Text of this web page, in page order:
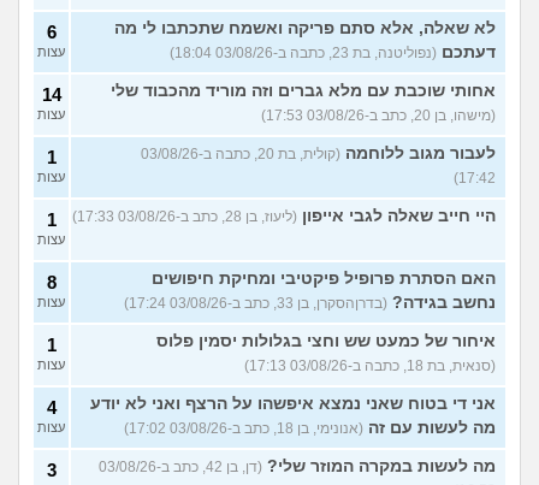
לא שאלה, אלא סתם פריקה ואשמח שתכתבו לי מה
דעתכם (נפוליטנה, בת 23, כתבה ב-03/08/26 18:04)
6
עצות
אחותי שוכבת עם מלא גברים וזה מוריד מהכבוד שלי
(מישהו, בן 20, כתב ב-03/08/26 17:53)
14
עצות
לעבור מגוב ללוחמה
(קולית, בת 20, כתבה ב-03/08/26
17:42)
1
עצות
היי חייב שאלה לגבי אייפון (ליעוז, בן 28, כתב ב-03/08/26 17:33) 1
עצות
האם הסתרת פרופיל פיקטיבי ומחיקת חיפושים
נחשב בגידה? (בדרןהסקרן, בן 33, כתב ב-03/08/26 17:24)
8
עצות
איחור של כמעט שש וחצי בגלולות יסמין פלוס
(סנאית, בת 18, כתבה ב-03/08/26 17:13)
1
עצות
אני די בטוח שאני נמצא איפשהו על הרצף ואני לא יודע
מה לעשות עם זה (אנונימי, בן 18, כתב ב-03/08/26 17:02)
4
עצות
מה לעשות במקרה המוזר שלי?
(דן, בן 42, כתב ב-03/08/26
3